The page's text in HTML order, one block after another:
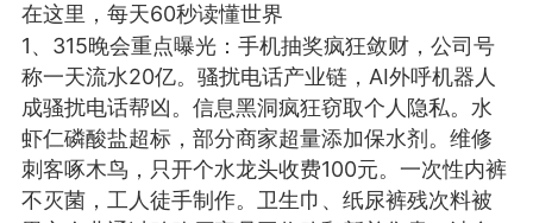
美业357 芯诗妍
每次200金币 点击购买
师 小熊水光
爆汗熊
脂
卡卡动能素
皇斯普拉雅
建术
DRYY面膜 微晶溶斑术
在这里，每天60秒读懂世界
1、315晚会重点曝光：手机抽奖疯狂敛财，公司号
称一天流水20亿。骚扰电话产业链，AI外呼机器人
成骚扰电话帮凶。信息黑洞疯狂窃取个人隐私。水
虾仁磷酸盐超标，部分商家超量添加保水剂。维修
刺客啄木鸟，只开个水龙头收费100元。一次性内裤
不灭菌，工人徒手制作。卫生巾、纸尿裤残次料被